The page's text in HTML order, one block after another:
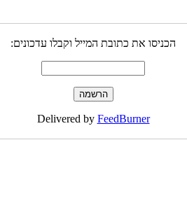
הכניסו את כתובת המייל וקבלו עדכונים:
Delivered by FeedBurner